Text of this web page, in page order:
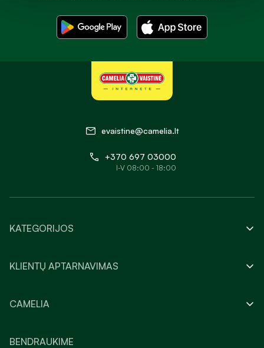
evaistine@camelia.lt
+370 697 03000
I-V 08:00 - 18:00
KATEGORIJOS
KLIENTŲ APTARNAVIMAS
CAMELIA
BENDRAUKIME